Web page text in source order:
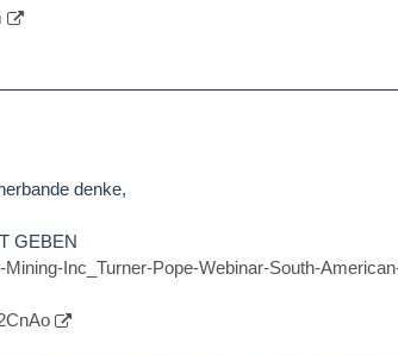
denke,
GEBEN
Inc_Turner-Pope-Webinar-South-